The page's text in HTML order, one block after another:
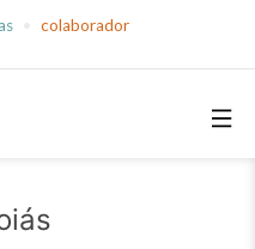
colaborador